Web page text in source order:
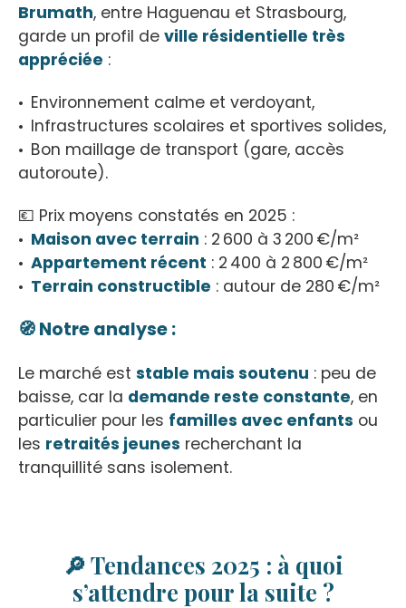
Brumath, entre Haguenau et Strasbourg,
garde un profil de ville résidentielle très
appréciée :
Environnement calme et verdoyant,
Infrastructures scolaires et sportives solides,
Bon maillage de transport (gare, accès
autoroute).
💶 Prix moyens constatés en 2025 :
Maison avec terrain : 2 600 à 3 200 €/m²
Appartement récent : 2 400 à 2 800 €/m²
Terrain constructible : autour de 280 €/m²
🧭 Notre analyse :
Le marché est stable mais soutenu : peu de
baisse, car la demande reste constante, en
particulier pour les familles avec enfants ou
les retraités jeunes recherchant la
tranquillité sans isolement.
🔎 Tendances 2025 : à quoi
s’attendre pour la suite ?